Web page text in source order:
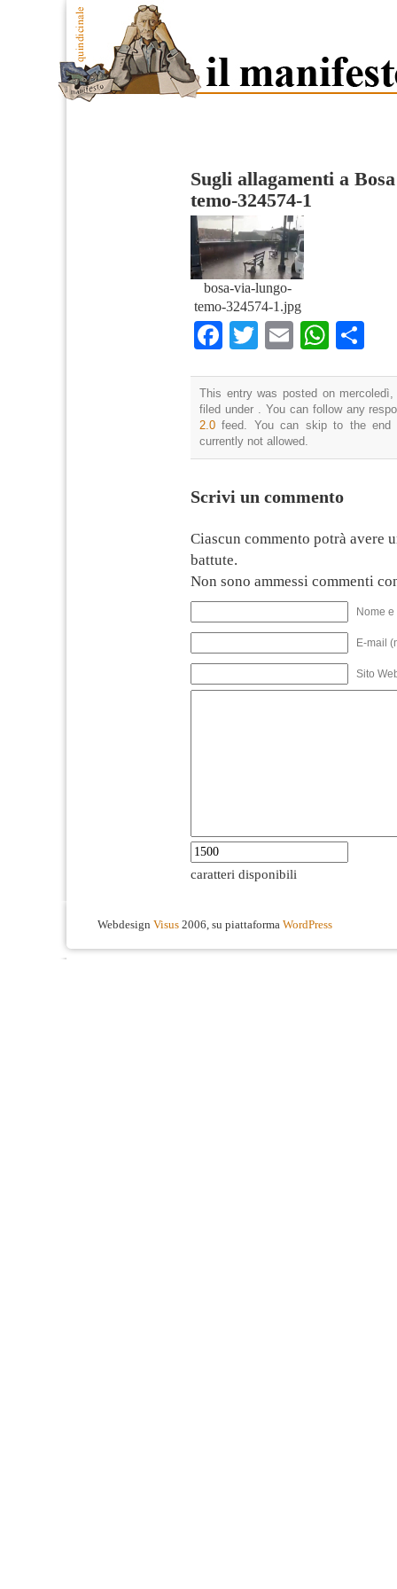
Sugli allagamenti a Bosa
temo-324574-1
bosa-via-lungo-
temo-324574-1.jpg
Facebook
TwitterEmail
This entry was posted on
filed under . You can follow any
2.0 feed. You can skip to the end
currently not allowed.
Scrivi un commento
Ciascun commento potrà avere
battute.
Non sono ammessi commenti
Nome
E-mail
Sito
caratteri disponibili
Webdesign Visus 2006, su piattaforma WordPress